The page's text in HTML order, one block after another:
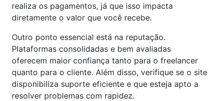
realiza os pagamentos, já que isso impacta
diretamente o valor que você recebe.
Outro ponto essencial está na reputação.
Plataformas consolidadas e bem avaliadas
oferecem maior confiança tanto para o freelancer
quanto para o cliente. Além disso, verifique se o site
disponibiliza suporte eficiente e que esteja apto a
resolver problemas com rapidez.